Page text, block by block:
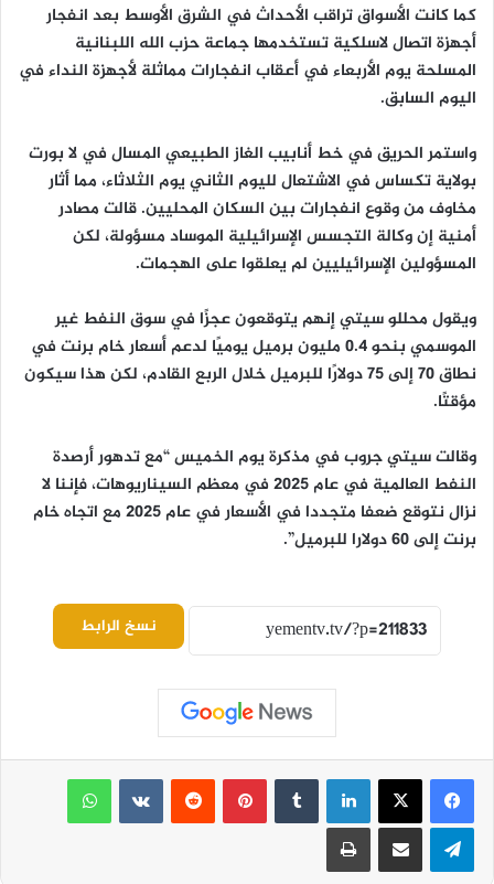
كما كانت الأسواق تراقب الأحداث في الشرق الأوسط بعد انفجار
أجهزة اتصال لاسلكية تستخدمها جماعة حزب الله اللبنانية
المسلحة يوم الأربعاء في أعقاب انفجارات مماثلة لأجهزة النداء في
اليوم السابق.
واستمر الحريق في خط أنابيب الغاز الطبيعي المسال في لا بورت
بولاية تكساس في الاشتعال لليوم الثاني يوم الثلاثاء، مما أثار
مخاوف من وقوع انفجارات بين السكان المحليين. قالت مصادر
أمنية إن وكالة التجسس الإسرائيلية الموساد مسؤولة، لكن
المسؤولين الإسرائيليين لم يعلقوا على الهجمات.
ويقول محللو سيتي إنهم يتوقعون عجزًا في سوق النفط غير
الموسمي بنحو 0.4 مليون برميل يوميًا لدعم أسعار خام برنت في
نطاق 70 إلى 75 دولارًا للبرميل خلال الربع القادم، لكن هذا سيكون
مؤقتًا.
وقالت سيتي جروب في مذكرة يوم الخميس “مع تدهور أرصدة
النفط العالمية في عام 2025 في معظم السيناريوهات، فإننا لا
نزال نتوقع ضعفا متجددا في الأسعار في عام 2025 مع اتجاه خام
برنت إلى 60 دولارا للبرميل”.
نسخ الرابط
لينكدإن بينتيريست
واتساب
تيلقرام مشاركة عبر البريد طباعة